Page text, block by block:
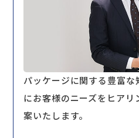
パッケージに関する豊富
にお客様のニーズをヒアリ
案いたします。